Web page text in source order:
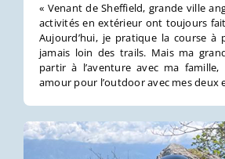
« Venant de Sheffield, grande ville
activités en extérieur ont toujours
Aujourd’hui, je pratique la course à
jamais loin des trails. Mais ma
partir à l’aventure avec ma
amour pour l’outdoor avec mes deux